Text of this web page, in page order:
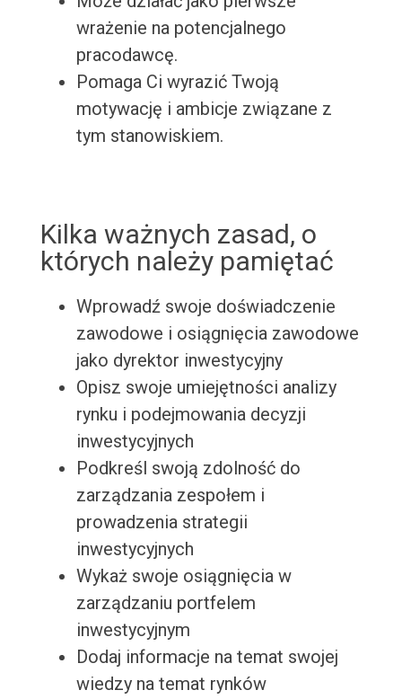
wrażenie na potencjalnego
pracodawcę.
Pomaga Ci wyrazić Twoją
motywację i ambicje związane z
tym stanowiskiem.
Kilka ważnych zasad, o
których należy pamiętać
Wprowadź swoje doświadczenie
zawodowe i osiągnięcia zawodowe
jako dyrektor inwestycyjny
Opisz swoje umiejętności analizy
rynku i podejmowania decyzji
inwestycyjnych
Podkreśl swoją zdolność do
zarządzania zespołem i
prowadzenia strategii
inwestycyjnych
Wykaż swoje osiągnięcia w
zarządzaniu portfelem
inwestycyjnym
Dodaj informacje na temat swojej
wiedzy na temat rynków